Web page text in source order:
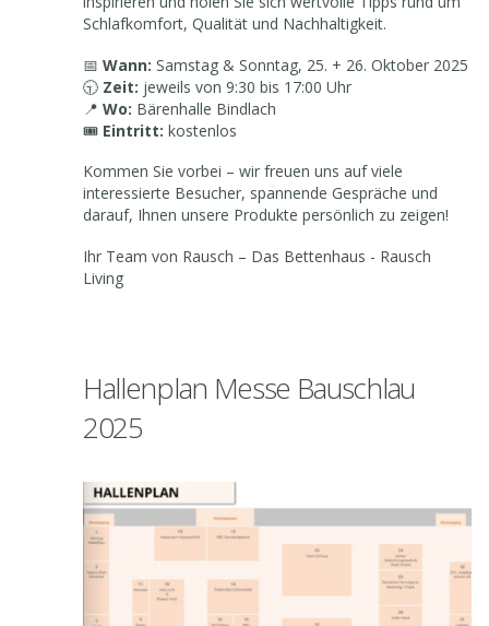
Schlafkomfort, Qualität und Nachhaltigkeit.
📅 Wann: Samstag & Sonntag, 25. + 26. Oktober 2025
🕤 Zeit: jeweils von 9:30 bis 17:00 Uhr
📍 Wo: Bärenhalle Bindlach
🎟️ Eintritt: kostenlos
Kommen Sie vorbei – wir freuen uns auf viele
interessierte Besucher, spannende Gespräche und
darauf, Ihnen unsere Produkte persönlich zu zeigen!
Ihr Team von Rausch – Das Bettenhaus - Rausch
Living
Hallenplan Messe Bauschlau
2025